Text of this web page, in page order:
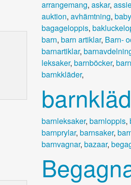
arrangemang, askar,
auktion, avhämtning,
bagageloppis,
barn, barn artiklar, Barn-
barnartiklar,
leksaker, barnböcker,
barnkkläder,
barnleksaker, barnloppis,
barnprylar, barnsaker,
barnvagnar, bazaar,